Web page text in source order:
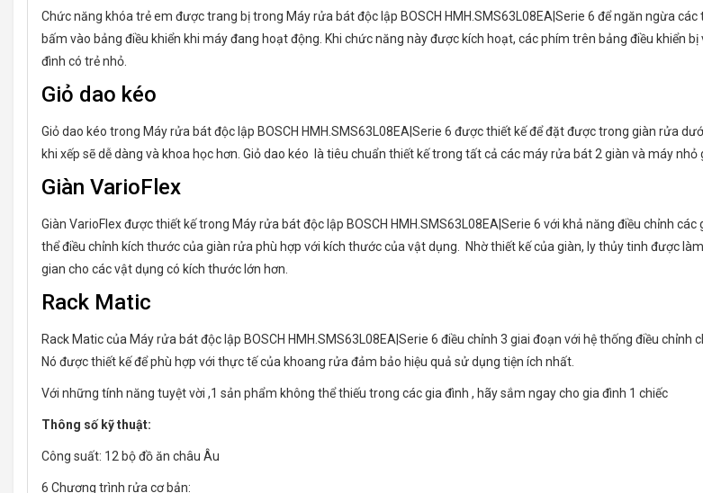
Chức năng khóa trẻ em được trang bị trong Máy rửa bát độc lập BOSCH HMH.SMS63L08EA|Serie 6 để ngăn ngừa
bấm vào bảng điều khiển khi máy đang hoạt động. Khi chức năng này được kích hoạt, các phím trên bảng điều khiển
đình có trẻ nhỏ.
Giỏ dao kéo
Giỏ dao kéo trong Máy rửa bát độc lập BOSCH HMH.SMS63L08EA|Serie 6 được thiết kế để đặt được trong giàn rửa
khi xếp sẽ dễ dàng và khoa học hơn. Giỏ dao kéo là tiêu chuẩn thiết kế trong tất cả các máy rửa bát 2 giàn và máy nhỏ
Giàn VarioFlex
Giàn VarioFlex được thiết kế trong Máy rửa bát độc lập BOSCH HMH.SMS63L08EA|Serie 6 với khả năng điều chỉnh
thể điều chỉnh kích thước của giàn rửa phù hợp với kích thước của vật dụng. Nhờ thiết kế của giàn, ly thủy tinh được
gian cho các vật dụng có kích thước lớn hơn.
Rack Matic
Rack Matic của Máy rửa bát độc lập BOSCH HMH.SMS63L08EA|Serie 6 điều chỉnh 3 giai đoạn với hệ thống điều
Nó được thiết kế để phù hợp với thực tế của khoang rửa đảm bảo hiệu quả sử dụng tiện ích nhất.
Với những tính năng tuyệt vời ,1 sản phẩm không thể thiếu trong các gia đình , hãy sắm ngay cho gia đình 1 chiếc
Thông số kỹ thuật:
Công suất: 12 bộ đồ ăn châu Âu
6 Chương trình rửa cơ bản: